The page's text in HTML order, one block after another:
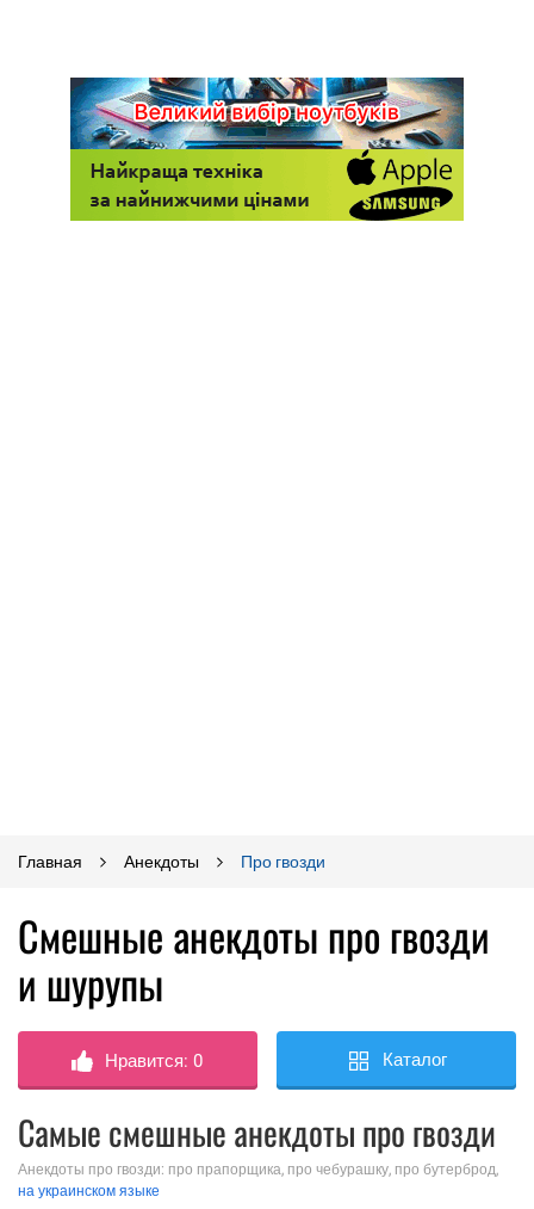
Главная Анекдоты Про гвозди
Смешные анекдоты про гвозди
и шурупы
Нравится:0 Каталог
Самые смешные анекдоты про гвозди
Анекдоты про гвозди: про прапорщика, про чебурашку, про бутерброд,
на украинском языке